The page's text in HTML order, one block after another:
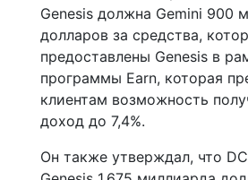
Genesis должна Gemini 900
долларов за средства,
предоставлены Genesis в
программы Earn, которая
клиентам возможность
доход до 7,4%.
Он также утверждал, что